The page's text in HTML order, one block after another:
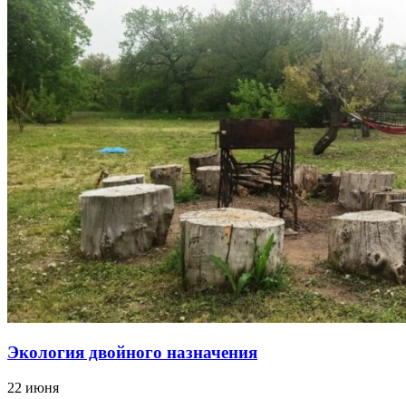
Экология двойного назначения
22 июня